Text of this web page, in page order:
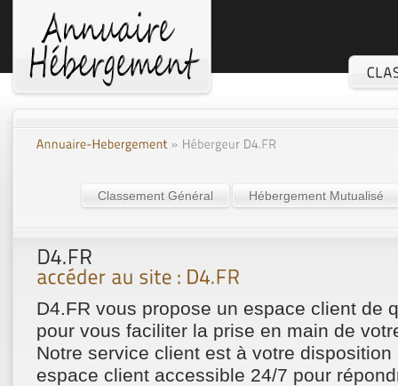
Classement Général Hébergement Mutualisé
D4.FR vous propose un espace client de
pour vous faciliter la prise en main de
Notre service client est à votre
espace client accessible 24/7 pour